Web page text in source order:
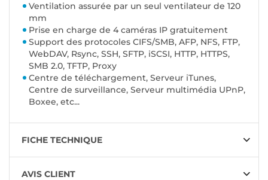
Ventilation assurée par un seul ventilateur de 120
mm
Prise en charge de 4 caméras IP gratuitement
Support des protocoles CIFS/SMB, AFP, NFS, FTP,
WebDAV, Rsync, SSH, SFTP, iSCSI, HTTP, HTTPS,
SMB 2.0, TFTP, Proxy
Centre de téléchargement, Serveur iTunes,
Centre de surveillance, Serveur multimédia UPnP,
Boxee, etc...
FICHE TECHNIQUE
AVIS CLIENT